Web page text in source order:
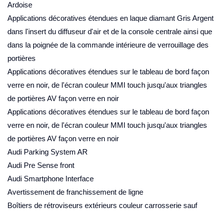
Ardoise
Applications décoratives étendues en laque diamant Gris Argent
dans l'insert du diffuseur d'air et de la console centrale ainsi que
dans la poignée de la commande intérieure de verrouillage des
portières
Applications décoratives étendues sur le tableau de bord façon
verre en noir, de l'écran couleur MMI touch jusqu'aux triangles
de portières AV façon verre en noir
Applications décoratives étendues sur le tableau de bord façon
verre en noir, de l'écran couleur MMI touch jusqu'aux triangles
de portières AV façon verre en noir
Audi Parking System AR
Audi Pre Sense front
Audi Smartphone Interface
Avertissement de franchissement de ligne
Boîtiers de rétroviseurs extérieurs couleur carrosserie sauf